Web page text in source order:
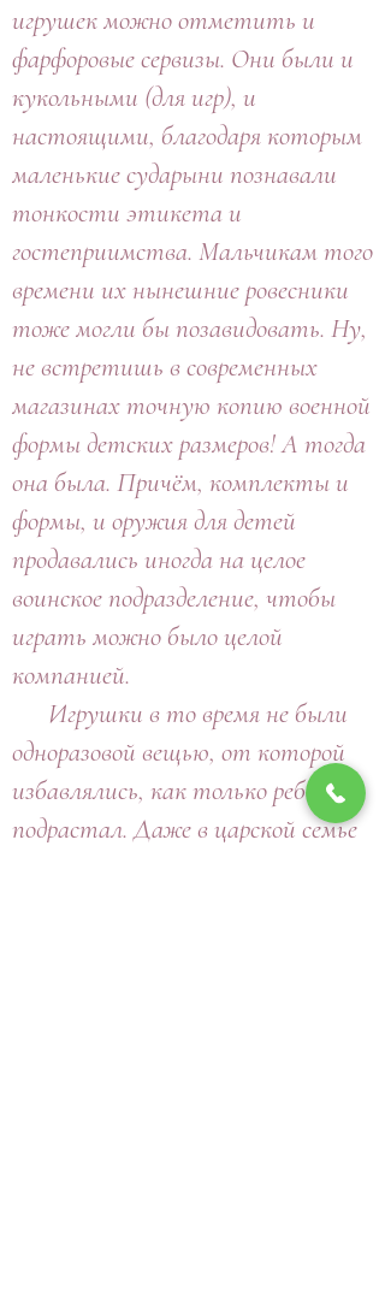
игрушек можно отметить и
фарфоровые сервизы. Они были и
кукольными (для игр), и
настоящими, благодаря которым
маленькие сударыни познавали
тонкости этикета и
гостеприимства. Мальчикам того
времени их нынешние ровесники
тоже могли бы позавидовать. Ну,
не встретишь в современных
магазинах точную копию военной
формы детских размеров! А тогда
она была. Причём, комплекты и
формы, и оружия для детей
продавались иногда на целое
воинское подразделение, чтобы
играть можно было целой
компанией.
Игрушки в то время не были
одноразовой вещью, от которой
избавлялись, как только ребёнок
подрастал. Даже в царской семье